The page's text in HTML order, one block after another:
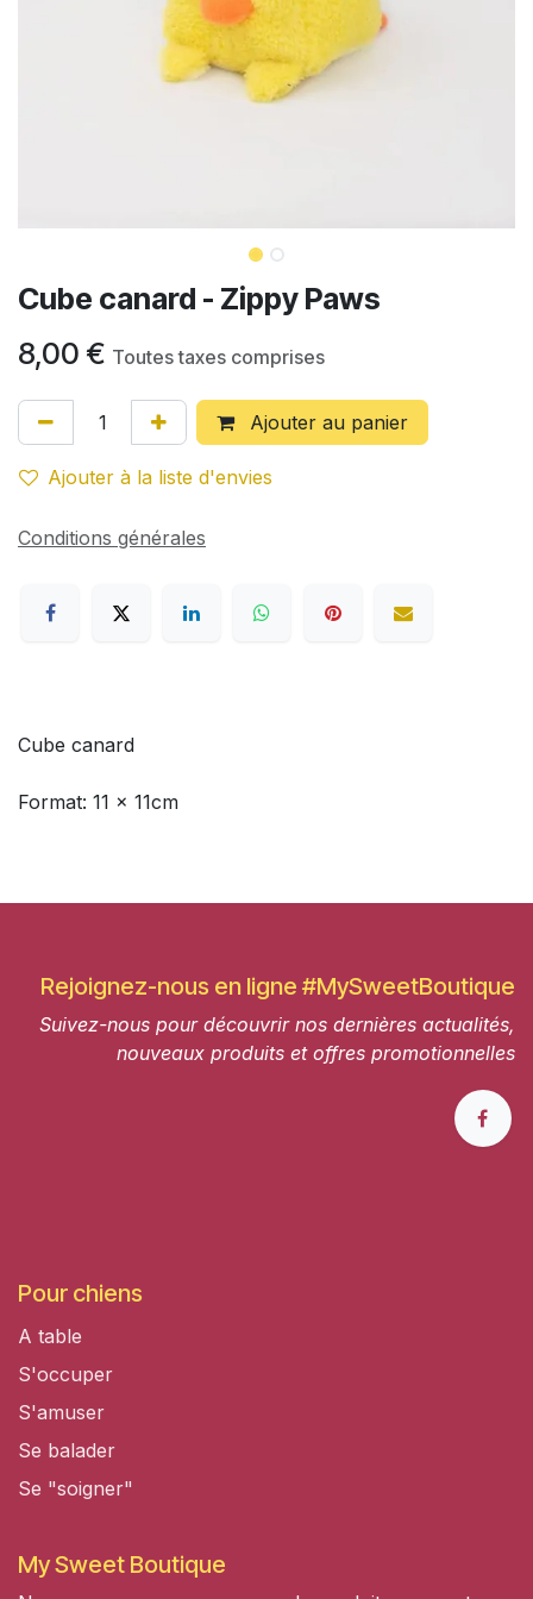
Cube canard - Zippy Paws
8,00 € Toutes taxes comprises
Ajouter au panier
Ajouter à la liste d'envies
Conditions générales
Cube canard
Format: 11 x 11cm
Rejoignez-nous en ligne #MySweetBoutique
Suivez-nous pour découvrir nos dernières actualités,
nouveaux produits et offres promotionnelles
Pour chiens
A table
S'occuper
S'amuser
Se balader
Se "soigner"
My Sweet Boutique